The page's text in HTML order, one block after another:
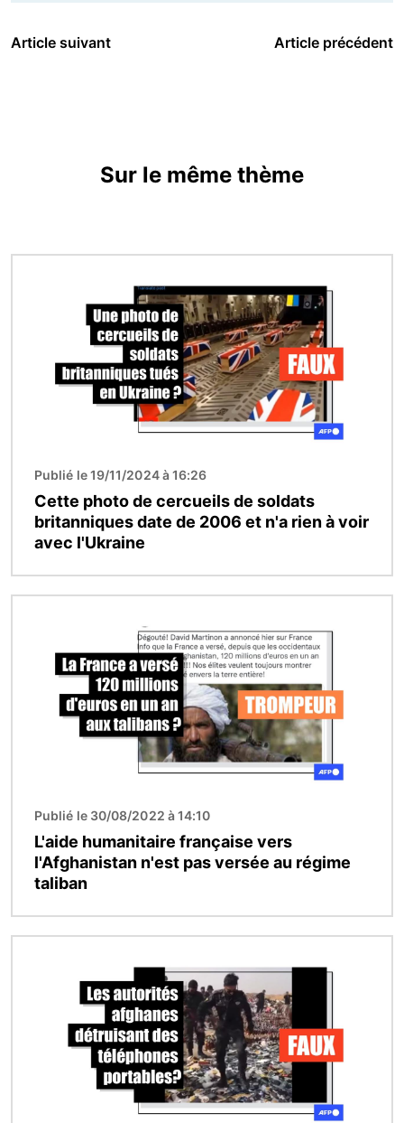
Article suivant Article précédent
Sur le même thème
Publié le 19/11/2024 à 16:26
Cette photo de cercueils de soldats
britanniques date de 2006 et n'a rien à voir
avec l'Ukraine
Publié le 30/08/2022 à 14:10
L'aide humanitaire française vers
l'Afghanistan n'est pas versée au régime
taliban